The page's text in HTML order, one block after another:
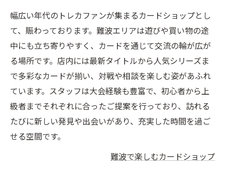
幅広い年代のトレカファンが集まるカードショップとし
て、賑わっております。難波エリアは遊びや買い物の途
中にも立ち寄りやすく、カードを通じて交流の輪が広が
る場所です。店内には最新タイトルから人気シリーズま
で多彩なカードが揃い、対戦や相談を楽しむ姿があふれ
ています。スタッフは大会経験も豊富で、初心者から上
級者までそれぞれに合ったご提案を行っており、訪れる
たびに新しい発見や出会いがあり、充実した時間を過ご
せる空間です。
難波で楽しむカードショップ